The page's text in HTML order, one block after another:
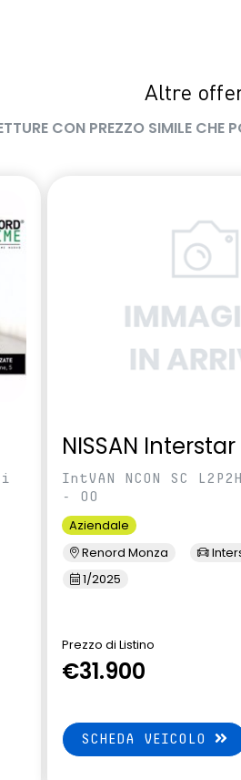
Altre
CON PREZZO SIMILE CHE
NISSAN Interstar
IntVAN NCON SC
- 00
Aziendale
Renord Monza
1/2025
Prezzo di Listino
€31.900
SCHEDA VEICOLO